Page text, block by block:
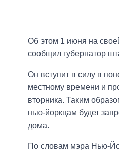
Об этом 1 июня на
сообщил губернатор
Он вступит в силу в
местному времени и
вторника. Таким
нью-йоркцам будет
дома.
По словам мэра Нью-